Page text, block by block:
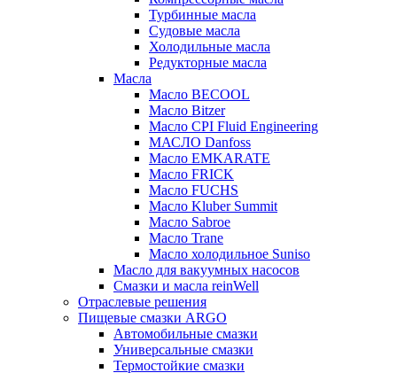
Турбинные масла
Судовые масла
Холодильные масла
Редукторные масла
Масла
Масло BECOOL
Масло Bitzer
Масло CPI Fluid Engineering
МАСЛО Danfoss
Масло EMKARATE
Масло FRICK
Масло FUCHS
Масло Kluber Summit
Масло Sabroe
Масло Trane
Масло холодильное Suniso
Масло для вакуумных насосов
Смазки и масла reinWell
Отраслевые решения
Пищевые смазки ARGO
Автомобильные смазки
Универсальные смазки
Термостойкие смазки